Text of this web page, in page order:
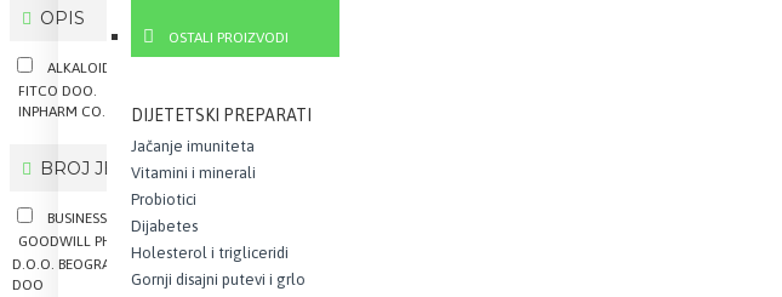
OSTALI PROIZVODI
DIJETETSKI PREPARATI
Jačanje imuniteta
Vitamini i minerali
Probiotici
Dijabetes
Holesterol i trigliceridi
Gornji disajni putevi i grlo
OPIS
ALKALOID VELEDROGERIJA DOO.
FITCO DOO.
INPHARM CO. DOO
BROJ JEZGARA
BUSINESS HOUSE DOO
GOODWILL PHARMA DOO.
D.O.O. BEOGRAD
PHARMA-MAAC
DOO